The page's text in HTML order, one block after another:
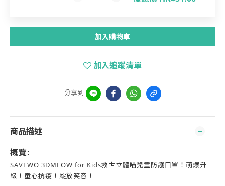
加入購物車
加入追蹤清單
分享到
商品描述
概覽:
SAVEWO 3DMEOW for Kids救世立體喵兒童防護口罩！萌爆升
級！童心抗疫！綻放笑容！